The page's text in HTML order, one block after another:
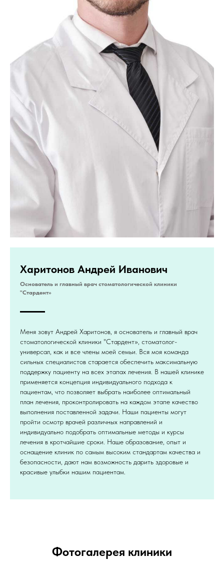
Харитонов Андрей Иванович
Основатель и главный врач стоматологической клиники
"Стардент»
Меня зовут Андрей Харитонов, я основатель и главный врач
стоматологической клиники "Стардент», стоматолог-
универсал, как и все члены моей семьи. Вся моя команда
сильных специалистов старается обеспечить максимальную
поддержку пациенту на всех этапах лечения. В нашей клинике
применяется концепция индивидуального подхода к
пациентам, что позволяет выбрать наиболее оптимальный
план лечения, проконтролировать на каждом этапе качество
выполнения поставленной задачи. Наши пациенты могут
пройти осмотр врачей различных направлений и
индивидуально подобрать оптимальные методы и курсы
лечения в кротчайшие сроки. Наше образование, опыт и
оснащение клиник по самым высоким стандартам качества и
безопасности, дают нам возможность дарить здоровые и
красивые улыбки нашим пациентам.
Фотогалерея клиники